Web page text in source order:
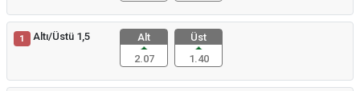
1 Altı/Üstü 1,5
Alt
2.07
Üst
1.40